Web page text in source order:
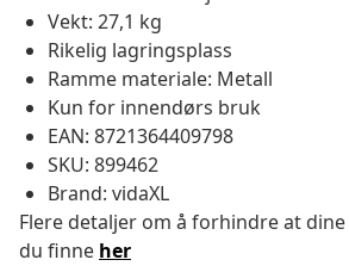
Vekt: 27,1 kg
Rikelig lagringsplass
Ramme materiale: Metall
Kun for innendørs bruk
EAN: 8721364409798
SKU: 899462
Brand: vidaXL
Flere detaljer om å forhindre at
du finne her